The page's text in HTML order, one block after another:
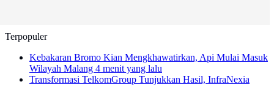
Terpopuler
Kebakaran Bromo Kian Mengkhawatirkan, Api Mulai Masuk
Wilayah Malang 4 menit yang lalu
Transformasi TelkomGroup Tunjukkan Hasil, InfraNexia